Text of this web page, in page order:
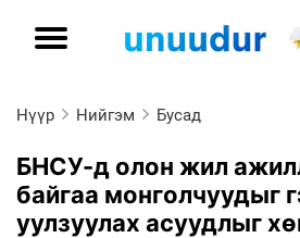
Нүүр Нийгэм Бусад
БНСУ-д олон жил
байгаа монголчуудыг
уулзуулах асуудлыг